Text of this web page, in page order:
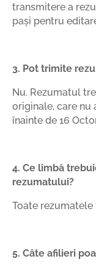
transmitere a
pași pentru
3. Pot trimite
Nu. Rezumatul
originale, care
înainte de 16
4. Ce limbă
rezumatului?
Toate
5. Câte afilieri